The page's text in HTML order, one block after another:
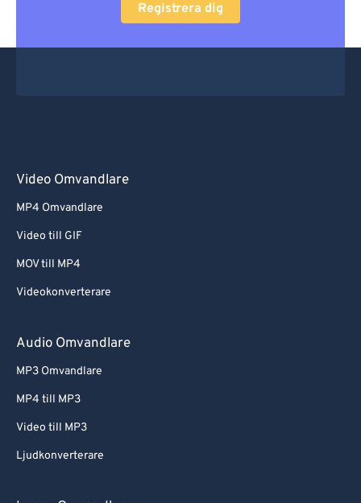
Registrera dig
Video Omvandlare
MP4 Omvandlare
Video till GIF
MOV till MP4
Videokonverterare
Audio Omvandlare
MP3 Omvandlare
MP4 till MP3
Video till MP3
Ljudkonverterare